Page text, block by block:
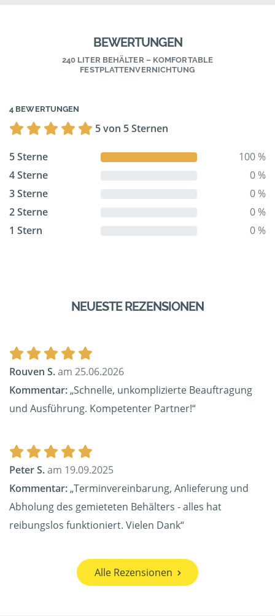
BEWERTUNGEN
240 LITER BEHÄLTER – KOMFORTABLE
FESTPLATTENVERNICHTUNG
4 BEWERTUNGEN
5 von 5 Sternen
5 Sterne
100 %
4 Sterne
0 %
3 Sterne
0 %
2 Sterne
0 %
1 Stern
0 %
NEUESTE REZENSIONEN
Rouven S.am 25.06.2026
Kommentar:„Schnelle, unkomplizierte Beauftragung
und Ausführung. Kompetenter Partner!“
Peter S.am 19.09.2025
Kommentar:„Terminvereinbarung, Anlieferung und
Abholung des gemieteten Behälters - alles hat
reibungslos funktioniert. Vielen Dank“
Alle Rezensionen